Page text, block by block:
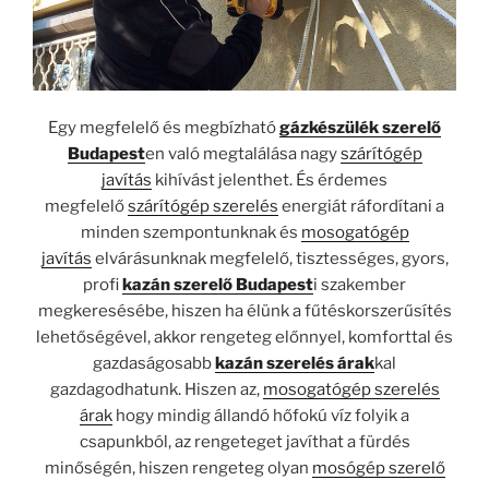
Egy megfelelő és megbízhatógázkészülék szerelő
Budapesten való megtalálása nagyszárítógép
javítás kihívást jelenthet. És érdemes
megfelelőszárítógép szerelés energiát ráfordítani a
minden szempontunknak és mosogatógép
javítás elvárásunknak megfelelő, tisztességes, gyors,
profikazán szerelő Budapesti szakember
megkeresésébe, hiszen ha élünk a fűtéskorszerűsítés
lehetőségével, akkor rengeteg előnnyel, komforttal és
gazdaságosabbkazán szerelés árakkal
gazdagodhatunk. Hiszen az, mosogatógép szerelés
árak hogy mindig állandó hőfokú víz folyik a
csapunkból, az rengeteget javíthat a fürdés
minőségén, hiszen rengeteg olyan mosógép szerelő